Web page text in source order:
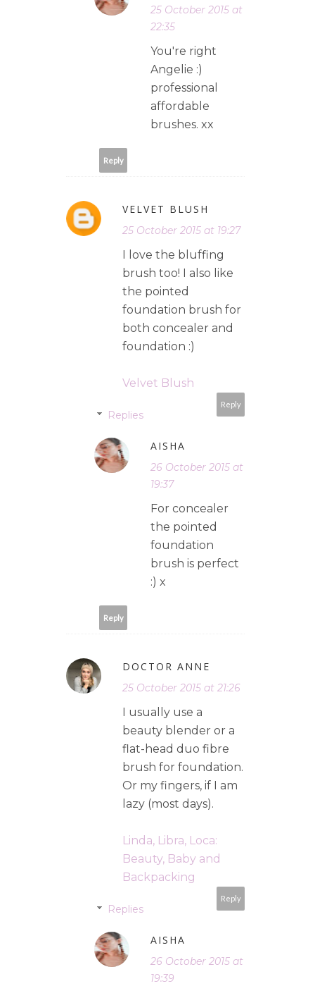
25 October 2015 at
22:35
You're right
Angelie :)
professional
affordable
brushes. xx
Reply
VELVET BLUSH
25 October 2015 at 19:27
I love the bluffing
brush too! I also like
the pointed
foundation brush for
both concealer and
foundation :)
Velvet Blush
Reply
Replies
AISHA
26 October 2015 at
19:37
For concealer
the pointed
foundation
brush is perfect
:) x
Reply
DOCTOR ANNE
25 October 2015 at 21:26
I usually use a
beauty blender or a
flat-head duo fibre
brush for foundation.
Or my fingers, if I am
lazy (most days).
Linda, Libra, Loca:
Beauty, Baby and
Backpacking
Reply
Replies
AISHA
26 October 2015 at
19:39